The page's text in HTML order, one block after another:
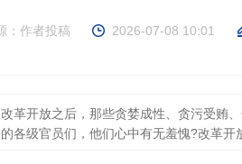
：作者投稿 2026-07-08 10:01
改革开放之后，那些贪婪成性、贪污受贿
的各级官员们，他们心中有无羞愧?改革